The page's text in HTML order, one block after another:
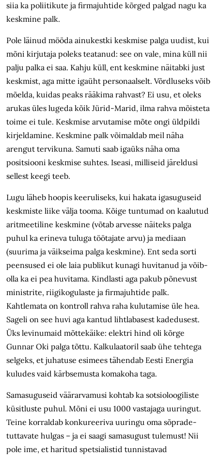
siia ka poliitikute ja firmajuhtide kõrged palgad nagu ka
keskmine palk.
Pole läinud mööda ainukestki keskmise palga uudist, kui
mõni kirjutaja poleks teatanud: see on vale, mina küll nii
palju palka ei saa. Kahju küll, ent keskmine näitabki just
keskmist, aga mitte igaüht personaalselt. Võrdluseks võib
mõelda, kuidas peaks rääkima rahvast? Ei usu, et oleks
arukas üles lugeda kõik Jürid-Marid, ilma rahva mõisteta
toime ei tule. Keskmise arvutamise mõte ongi üldpildi
kirjeldamine. Keskmine palk võimaldab meil näha
arengut tervikuna. Samuti saab igaüks näha oma
positsiooni keskmise suhtes. Iseasi, milliseid järeldusi
sellest keegi teeb.
Lugu läheb hoopis keeruliseks, kui hakata igasuguseid
keskmiste liike välja tooma. Kõige tuntumad on kaalutud
aritmeetiline keskmine (võtab arvesse näiteks palga
puhul ka erineva tuluga töötajate arvu) ja mediaan
(suurima ja väikseima palga keskmine). Ent seda sorti
peensused ei ole laia publikut kunagi huvitanud ja võib-
olla ka ei pea huvitama. Kindlasti aga pakub põnevust
ministrite, riigikogulaste ja firmajuhtide palk.
Kahtlemata on kontroll rahva raha kulutamise üle hea.
Sageli on see huvi aga kantud lihtlabasest kadedusest.
Üks levinumaid mõttekäike: elektri hind oli kõrge
Gunnar Oki palga tõttu. Kalkulaatoril saab ühe tehtega
selgeks, et juhatuse esimees tähendab Eesti Energia
kuludes vaid kärbsemusta komakoha taga.
Samasuguseid väärarvamusi kohtab ka sotsioloogiliste
küsitluste puhul. Mõni ei usu 1000 vastajaga uuringut.
Teine korraldab konkureeriva uuringu oma sõprade-
tuttavate hulgas – ja ei saagi samasugust tulemust! Nii
pole ime, et haritud spetsialistid tunnistavad